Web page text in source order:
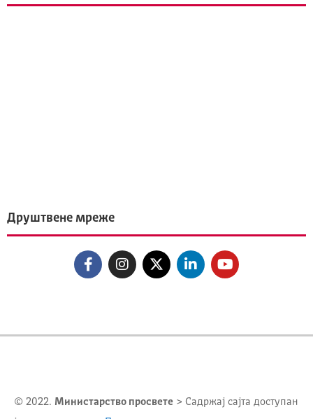
Друштвене мреже
© 2022. Министарство просвете > Садржај сајта доступан